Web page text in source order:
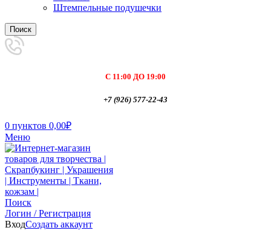
Штемпельные подушечки
Поиск
С 11:00 ДО 19:00
+7 (926) 577-22-43
0 пунктов 0,00₽
Меню
Поиск
Логин / Регистрация
ВходСоздать аккаунт